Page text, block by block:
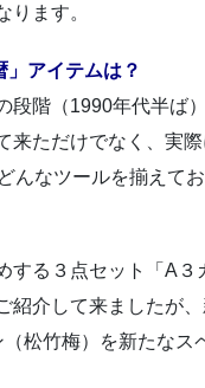
ります。
アイテムは？
階（1990年代半ば
ただけでなく、実
んなツールを揃えて
る３点セット「A３
紹介して来ましたが
松竹梅）を新たなス